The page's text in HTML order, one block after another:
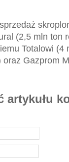
(2,5 mln ton
Totalowi (4
Gazprom
artykułu